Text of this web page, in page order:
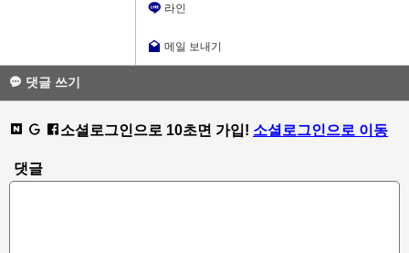
라인
메일 보내기
댓글 쓰기
소셜로그인으로 10초면 가입! 소셜로그인으로 이동
댓글